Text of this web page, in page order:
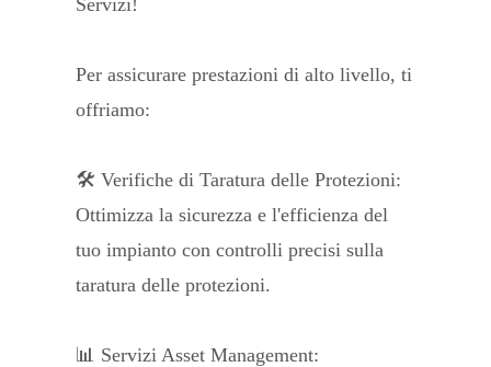
Servizi!
Per assicurare prestazioni di alto livello, ti
offriamo:
🛠️ Verifiche di Taratura delle Protezioni:
Ottimizza la sicurezza e l'efficienza del
tuo impianto con controlli precisi sulla
taratura delle protezioni.
📊 Servizi Asset Management: